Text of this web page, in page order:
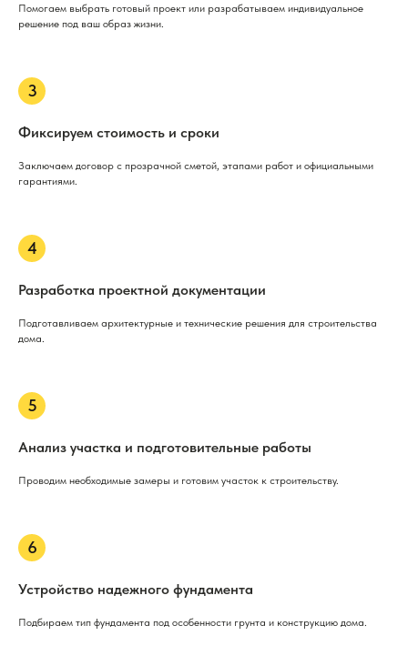
Помогаем выбрать готовый проект или разрабатываем индивидуальное
решение под ваш образ жизни.
Фиксируем стоимость и сроки
Заключаем договор с прозрачной сметой, этапами работ и официальными
гарантиями.
Разработка проектной документации
Подготавливаем архитектурные и технические решения для строительства
дома.
Анализ участка и подготовительные работы
Проводим необходимые замеры и готовим участок к строительству.
Устройство надежного фундамента
Подбираем тип фундамента под особенности грунта и конструкцию дома.